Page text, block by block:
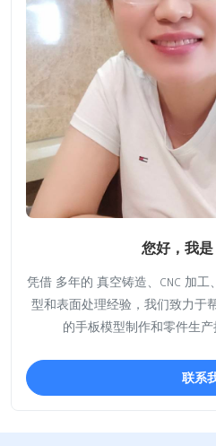
您好，我
凭借 多年的 真空铸造、CNC 加
型和表面处理经验，我们致力于
的手板模型制作和零件生
联系